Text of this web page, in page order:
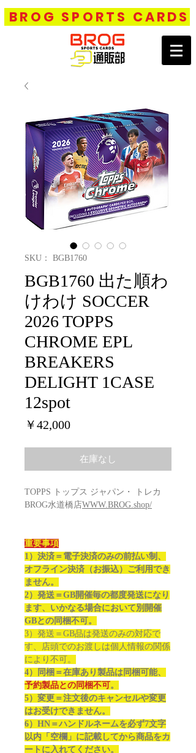
BROG SPORTS CARDS
SKU： BGB1760
BGB1760 出た順わ
けわけ SOCCER
2026 TOPPS
CHROME EPL
BREAKERS
DELIGHT 1CASE
12spot
￥42,000価
在庫なし
TOPPS トップス ジャパン・ トレカ
BROG水道橋店WWW.BROG.shop/
重要事項
1）決済＝電子決済のみの前払い制、
オフライン決済（お振込）ご利用でき
ません。
2）発送＝GB開催毎の都度発送になり
ます、いかなる場合において別開催
GBとの同梱不可。
3）発送＝GB品は発送のみの対応で
す、店頭でのお渡しは個人情報の関係
により不可。
4）同梱＝在庫あり製品は同梱可能、
予約製品との同梱不可。
5）変更＝注文後のキャンセルや変更
はお受けできません。
6）HN＝ハンドルネームを必ず7文字
以内「空欄」に記載してから商品をカ
ートに入れてください。